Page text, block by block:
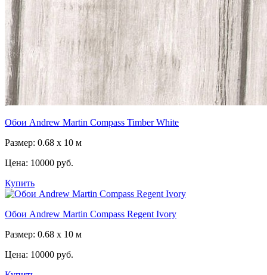
Обои Andrew Martin Compass Timber White
Размер: 0.68 x 10 м
Цена: 10000 руб.
Купить
Обои Andrew Martin Compass Regent Ivory
Размер: 0.68 x 10 м
Цена: 10000 руб.